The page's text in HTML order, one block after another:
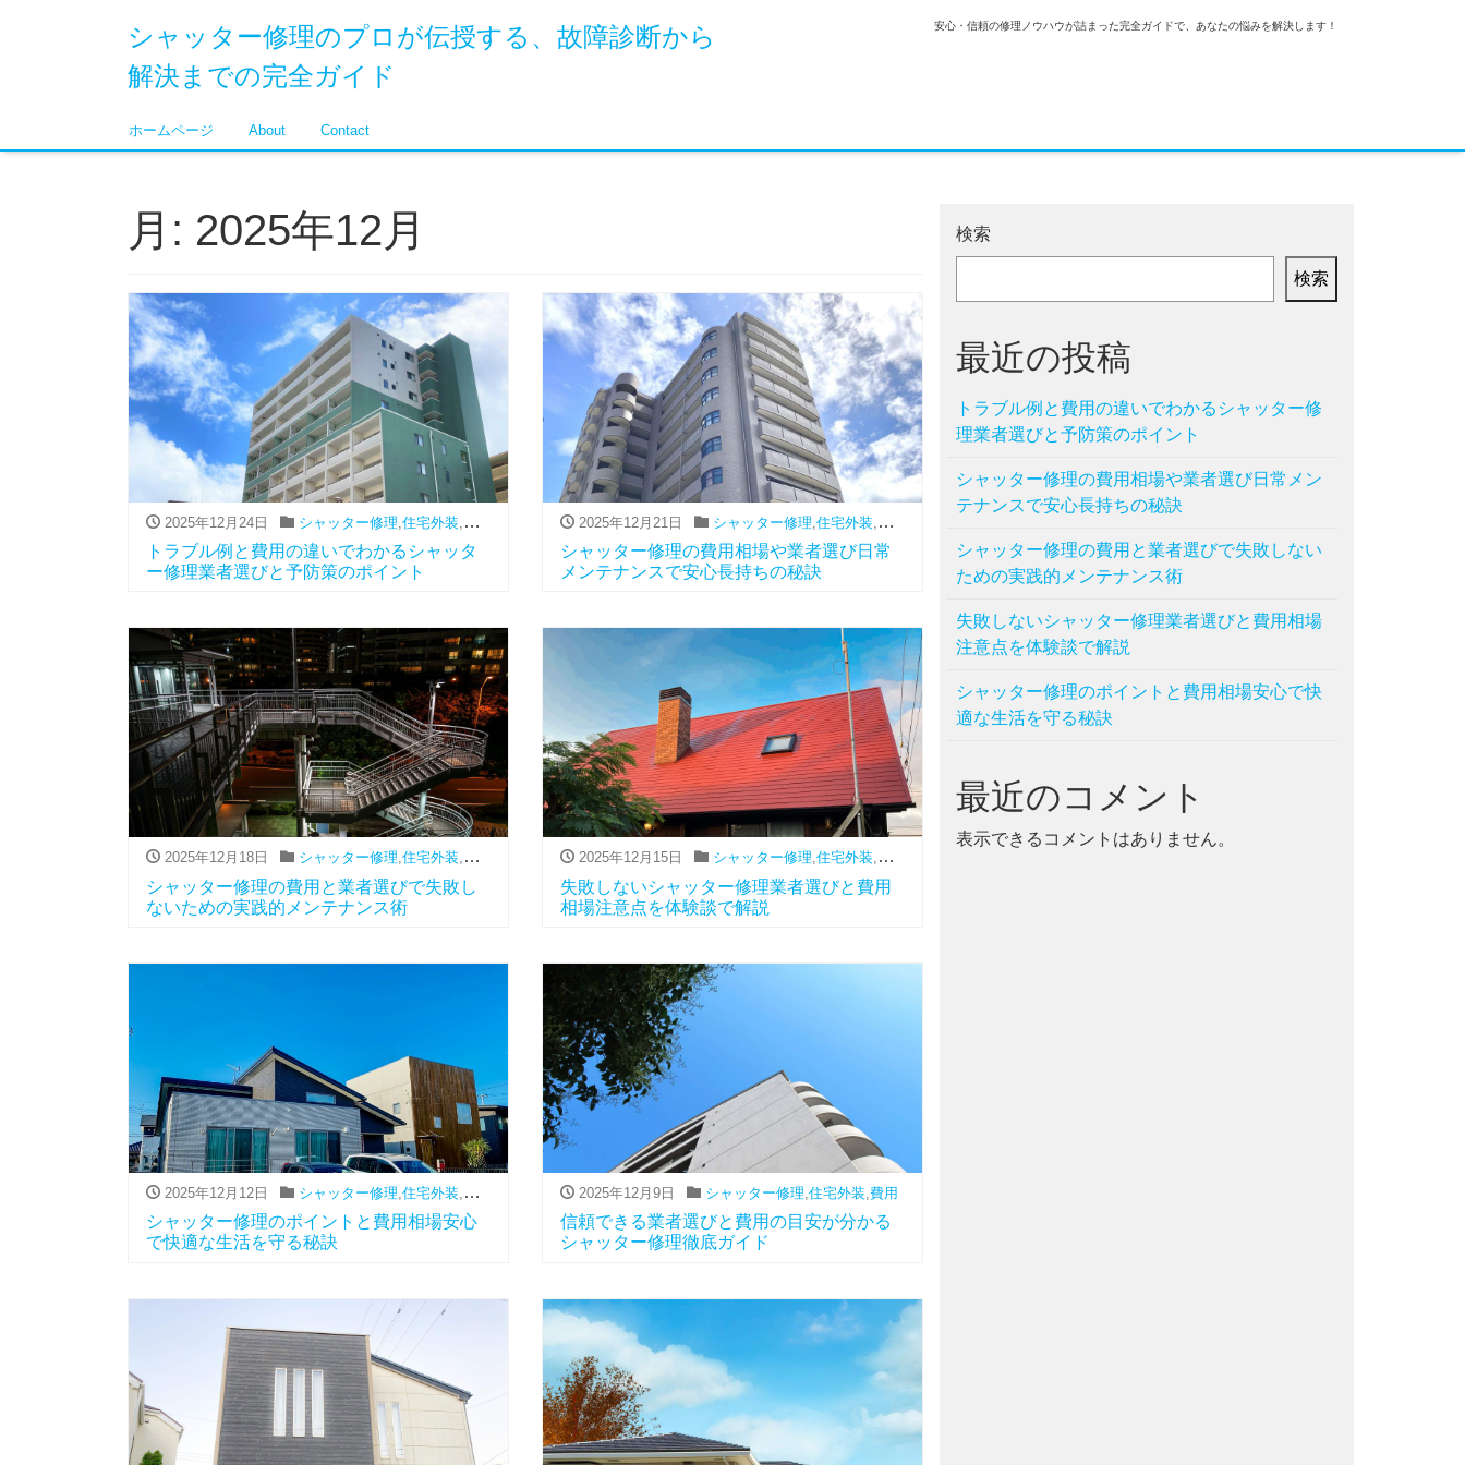
シャッター修理のプロが伝授する、故障診断から
解決までの完全ガイド
安心・信頼の修理ノウハウが詰まった完全ガイドで、あなたの悩みを解決します！
ホームページ About Contact
月: 2025年12月
2025年12月24日 シャッター修理 住宅外装 費用
トラブル例と費用の違いでわかるシャッタ
ー修理業者選びと予防策のポイント
2025年12月21日 シャッター修理 住宅外装 費用
シャッター修理の費用相場や業者選び日常
メンテナンスで安心長持ちの秘訣
2025年12月18日 シャッター修理,住宅外装, 費用
シャッター修理の費用と業者選びで失敗し
ないための実践的メンテナンス術
2025年12月15日 シャッター修理,住宅外装, 費用
失敗しないシャッター修理業者選びと費用
相場注意点を体験談で解説
2025年12月12日 シャッター修理 住宅外装 費用
シャッター修理のポイントと費用相場安心
で快適な生活を守る秘訣
2025年12月9日 シャッター修理 住宅外装 費用
信頼できる業者選びと費用の目安が分かる
シャッター修理徹底ガイド
検索
検索
最近の投稿
トラブル例と費用の違いでわかるシャッター修
理業者選びと予防策のポイント
シャッター修理の費用相場や業者選び日常メン
テナンスで安心長持ちの秘訣
シャッター修理の費用と業者選びで失敗しない
ための実践的メンテナンス術
失敗しないシャッター修理業者選びと費用相場
注意点を体験談で解説
シャッター修理のポイントと費用相場安心で快
適な生活を守る秘訣
最近のコメント
表示できるコメントはありません。